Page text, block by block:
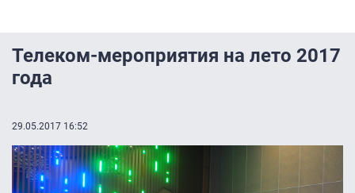
Телеком-мероприятия на лето 2017
года
29.05.2017 16:52